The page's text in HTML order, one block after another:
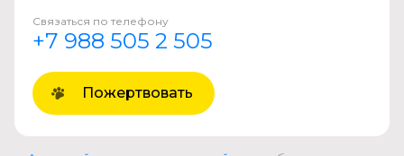
Связаться по телефону
+7 988 505 2 505
Пожертвовать